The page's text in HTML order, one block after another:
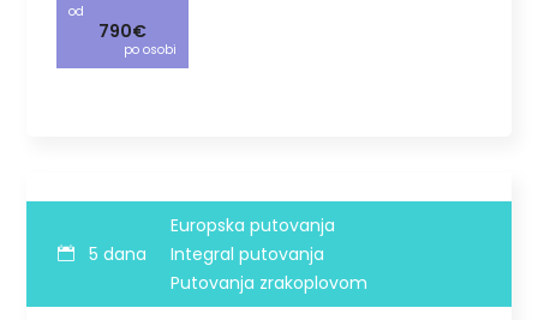
od
790€
po osobi
5 dana
Europska putovanja
Integral putovanja
Putovanja zrakoplovom